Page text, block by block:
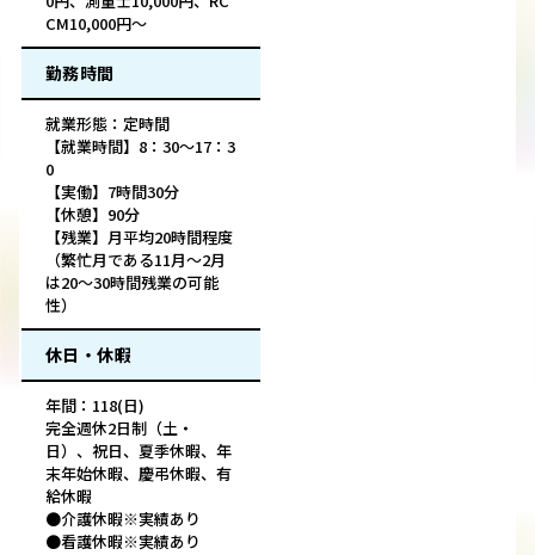
CM10,000円～
勤務時間
就業形態：定時間
【就業時間】8：30～17：3
0
【実働】7時間30分
【休憩】90分
【残業】月平均20時間程度
（繁忙月である11月～2月
は20～30時間残業の可能
性）
休日・休暇
年間：118(日)
完全週休2日制（土・
日）、祝日、夏季休暇、年
末年始休暇、慶弔休暇、有
給休暇
●介護休暇※実績あり
●看護休暇※実績あり